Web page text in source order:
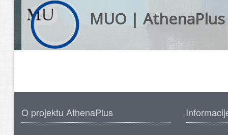
MUO | AthenaPlus
O projektu AthenaPlus